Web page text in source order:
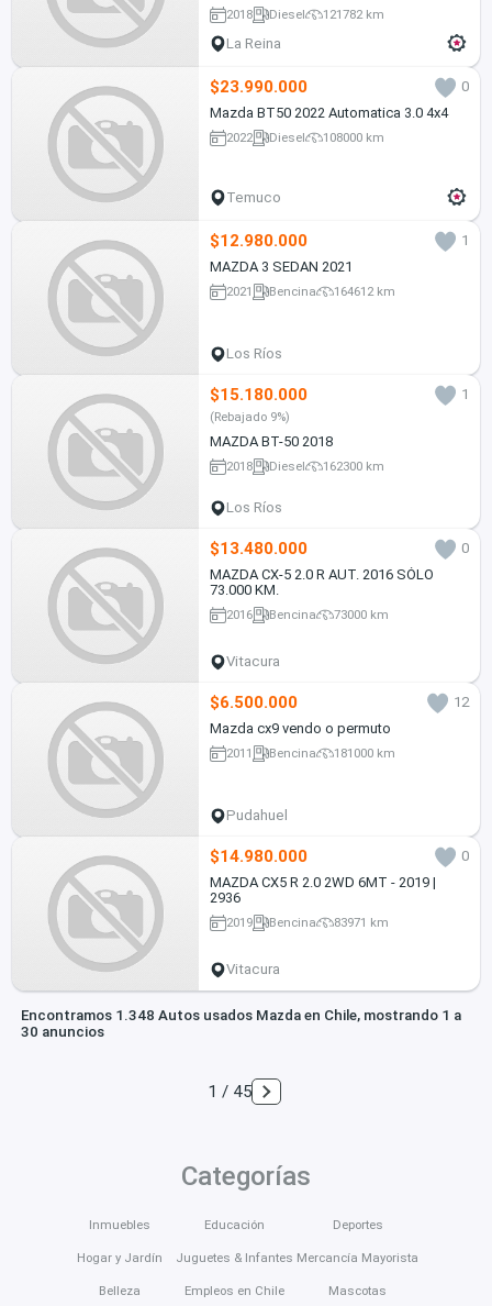
2018 Diesel 121782 km
La Reina
$23.990.000
0
Mazda BT50 2022 Automatica 3.0 4x4
2022 Diesel 108000 km
Temuco
$12.980.000
1
MAZDA 3 SEDAN 2021
2021 Bencina 164612 km
Los Ríos
$15.180.000 1
(Rebajado 9%)
MAZDA BT-50 2018
2018 Diesel 162300 km
Los Ríos
$13.480.000
0
MAZDA CX-5 2.0 R AUT. 2016 SÓLO
73.000 KM.
2016 Bencina 73000 km
Vitacura
$6.500.000
12
Mazda cx9 vendo o permuto
2011 Bencina 181000 km
Pudahuel
$14.980.000
0
MAZDA CX5 R 2.0 2WD 6MT - 2019 |
2936
2019 Bencina 83971 km
Vitacura
Encontramos 1.348 Autos usados Mazda en Chile, mostrando 1 a
30 anuncios
1 / 45
Categorías
Inmuebles
Hogar y Jardín
Belleza
Educación
Juguetes & Infantes
Empleos en Chile
Deportes
Mercancía Mayorista
Mascotas